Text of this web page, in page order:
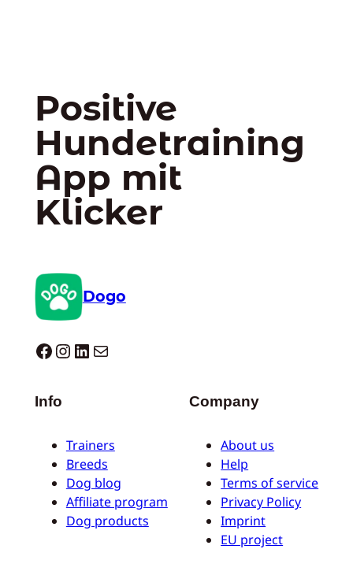
Positive
Hundetraining
App mit
Klicker
Dogo
Dogo facebook InstagramLinkedIn E-Mail
Info
Trainers
Breeds
Dog blog
Affiliate program
Dog products
Company
About us
Help
Terms of service
Privacy Policy
Imprint
EU project